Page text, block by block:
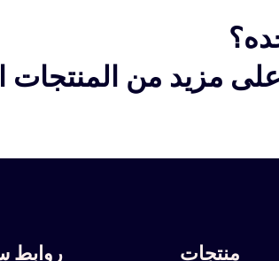
مزيد من المنتجات
منتجات روابط